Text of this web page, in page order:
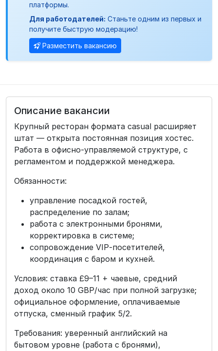
платформы.
Для работодателей: Станьте одним из первых и
получите быструю модерацию!
Разместить вакансию
Описание вакансии
Крупный ресторан формата casual расширяет
штат — открыта постоянная позиция хостес.
Работа в офисно-управляемой структуре, с
регламентом и поддержкой менеджера.
Обязанности:
управление посадкой гостей,
распределение по залам;
работа с электронными бронями,
корректировка в системе;
сопровождение VIP‑посетителей,
координация с баром и кухней.
Условия: ставка £9–11 + чаевые, средний
доход около 10 GBP/час при полной загрузке;
официальное оформление, оплачиваемые
отпуска, сменный график 5/2.
Требования: уверенный английский на
бытовом уровне (работа с бронями),